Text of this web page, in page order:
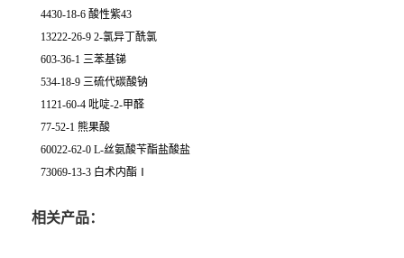
4430-18-6 酸性紫43
13222-26-9 2-氯异丁酰氯
603-36-1 三苯基锑
534-18-9 三硫代碳酸钠
1121-60-4 吡啶-2-甲醛
77-52-1 熊果酸
60022-62-0 L-丝氨酸苄酯盐酸盐
73069-13-3 白术内酯Ⅰ
相关产品：